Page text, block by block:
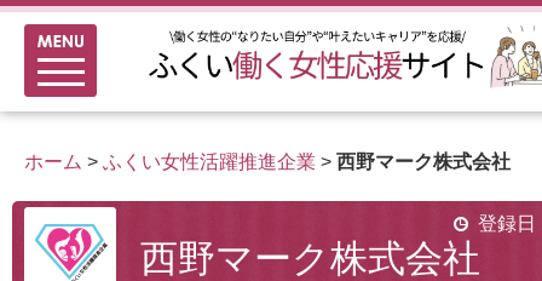
ホーム > ふくい女性活躍推進企業 > 西野マーク株式会社
西野マーク株式会社
登録日
メニュー
新着情報
ふくい女性活躍推進企業
女性の多様なチャレンジ応援
家事シェアのススメ